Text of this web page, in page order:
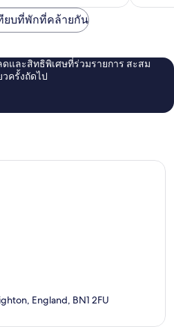
ทียบที่พักที่คล้ายกัน
และสิทธิพิเศษที่ร่วมรายการ สะสม
วครั้งถัดไป
England, BN1 2FU